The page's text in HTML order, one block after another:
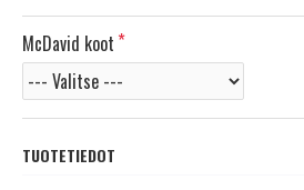
McDavid koot
TUOTETIEDOT